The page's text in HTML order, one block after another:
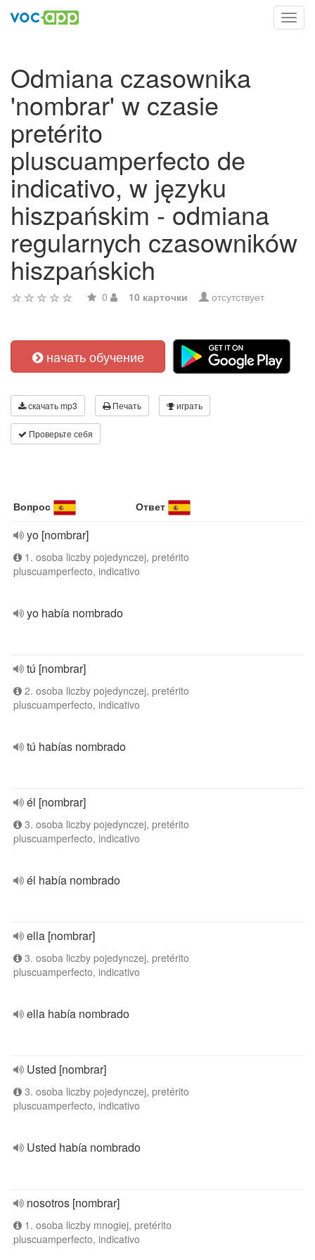
Odmiana czasownika
'nombrar' w czasie
pretérito
pluscuamperfecto de
indicativo, w języku
hiszpańskim - odmiana
regularnych czasowników
hiszpańskich
0 10 карточки отсутствует
начать обучение
скачать mp3 Печать играть
Проверьте себя
Вопрос Ответ
yo [nombrar]
1. osoba liczby pojedynczej, pretérito
pluscuamperfecto, indicativo
yo había nombrado
tú [nombrar]
2. osoba liczby pojedynczej, pretérito
pluscuamperfecto, indicativo
tú habías nombrado
él [nombrar]
3. osoba liczby pojedynczej, pretérito
pluscuamperfecto, indicativo
él había nombrado
ella [nombrar]
3. osoba liczby pojedynczej, pretérito
pluscuamperfecto, indicativo
ella había nombrado
Usted [nombrar]
3. osoba liczby pojedynczej, pretérito
pluscuamperfecto, indicativo
Usted había nombrado
nosotros [nombrar]
1. osoba liczby mnogiej, pretérito
pluscuamperfecto, indicativo